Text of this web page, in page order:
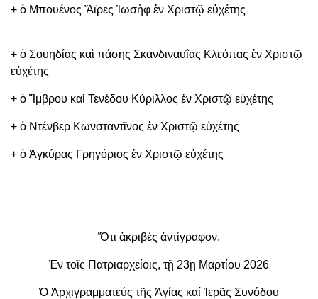
+ ὁ Μπουένος Ἄϊρες Ἰωσὴφ ἐν Χριστῷ εὐχέτης
+ ὁ Σουηδίας καὶ πάσης Σκανδιναυΐας Κλεόπας ἐν Χριστῷ
εὐχέτης
+ ὁ Ἴμβρου καὶ Τενέδου Κύριλλος ἐν Χριστῷ εὐχέτης
+ ὁ Ντένβερ Κωνσταντῖνος ἐν Χριστῷ εὐχέτης
+ ὁ Ἀγκύρας Γρηγόριος ἐν Χριστῷ εὐχέτης
Ὅτι ἀκριβές ἀντίγραφον.
Ἐν τοῖς Πατριαρχείοις, τῇ 23ῃ Μαρτίου 2026
Ὁ Ἀρχιγραμματεύς τῆς Ἁγίας καί Ἱερᾶς Συνόδου